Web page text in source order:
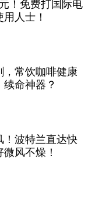
！免费打国际电
人士！
，常饮咖啡健康
命神器？
！波特兰直达快
风不燥！